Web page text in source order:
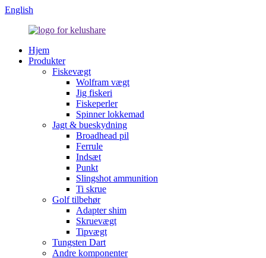
English
Hjem
Produkter
Fiskevægt
Wolfram vægt
Jig fiskeri
Fiskeperler
Spinner lokkemad
Jagt & bueskydning
Broadhead pil
Ferrule
Indsæt
Punkt
Slingshot ammunition
Ti skrue
Golf tilbehør
Adapter shim
Skruevægt
Tipvægt
Tungsten Dart
Andre komponenter